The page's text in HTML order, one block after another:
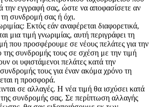
την εγγραφή σας, ώστε να αποφασίσετε αν
συνδρομή σας ή όχι.
Εκτός εάν αναφέρεται διαφορετικά,
μια τιμή γνωριμίας, αυτή περιγράφει τη
που προσφέρουμε σε νέους πελάτες για την
της συνδρομής τους σε σχέση με την τιμή
οι υφιστάμενοι πελάτες κατά την
τους για έναν ακόμα χρόνο τη
η προσφορά.
σε αλλαγές. Η νέα τιμή θα ισχύσει κατά
συνδρομής σας. Σε περίπτωση αλλαγής